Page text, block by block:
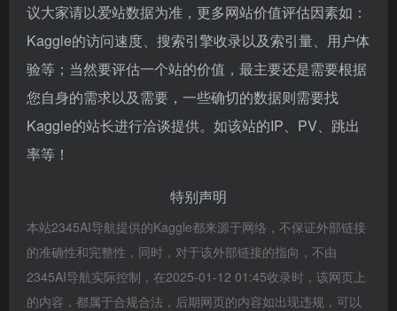
议大家请以爱站数据为准，更多网站价值评估因素如：
Kaggle的访问速度、搜索引擎收录以及索引量、用户体
验等；当然要评估一个站的价值，最主要还是需要根据
您自身的需求以及需要，一些确切的数据则需要找
Kaggle的站长进行洽谈提供。如该站的IP、PV、跳出
率等！
特别声明
本站2345AI导航提供的Kaggle都来源于网络，不保证外部链接
的准确性和完整性，同时，对于该外部链接的指向，不由
2345AI导航实际控制，在2025-01-12 01:45收录时，该网页上
的内容，都属于合规合法，后期网页的内容如出现违规，可以